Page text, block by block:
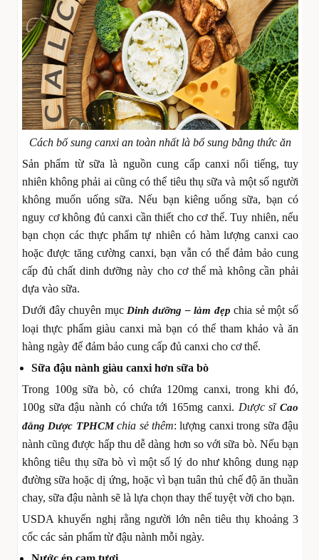
Cách bổ sung canxi an toàn nhất là bổ sung bằng thức ăn
Sản phẩm từ sữa là nguồn cung cấp canxi nổi tiếng, tuy
nhiên không phải ai cũng có thể tiêu thụ sữa và một số người
không muốn uống sữa. Nếu bạn kiêng uống sữa, bạn có
nguy cơ không đủ canxi cần thiết cho cơ thể. Tuy nhiên, nếu
bạn chọn các thực phẩm tự nhiên có hàm lượng canxi cao
hoặc được tăng cường canxi, bạn vẫn có thể đảm bảo cung
cấp đủ chất dinh dưỡng này cho cơ thể mà không cần phải
dựa vào sữa.
Dưới đây chuyên mục Dinh dưỡng – làm đẹp chia sẻ một số
loại thực phẩm giàu canxi mà bạn có thể tham khảo và ăn
hàng ngày để đảm bảo cung cấp đủ canxi cho cơ thể.
Sữa đậu nành giàu canxi hơn sữa bò
Trong 100g sữa bò, có chứa 120mg canxi, trong khi đó,
100g sữa đậu nành có chứa tới 165mg canxi. Dược sĩCao
đẳng Dược TPHCMchia sẻ thêm: lượng canxi trong sữa đậu
nành cũng được hấp thu dễ dàng hơn so với sữa bò. Nếu bạn
không tiêu thụ sữa bò vì một số lý do như không dung nạp
đường sữa hoặc dị ứng, hoặc vì bạn tuân thủ chế độ ăn thuần
chay, sữa đậu nành sẽ là lựa chọn thay thế tuyệt vời cho bạn.
USDA khuyến nghị rằng người lớn nên tiêu thụ khoảng 3
cốc các sản phẩm từ đậu nành mỗi ngày.